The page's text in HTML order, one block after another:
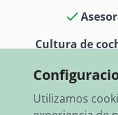
Cultura de
Utilizamos